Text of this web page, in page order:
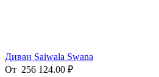
Диван Saiwala Swana
От 256 124.00 ₽